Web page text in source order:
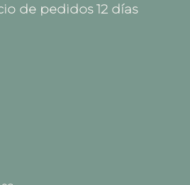
de pedidos 12 días